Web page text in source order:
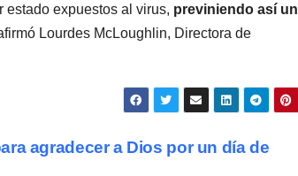
estado expuestos al virus, previniendo así un
Lourdes McLoughlin, Directora de
agradecer a Dios por un día de